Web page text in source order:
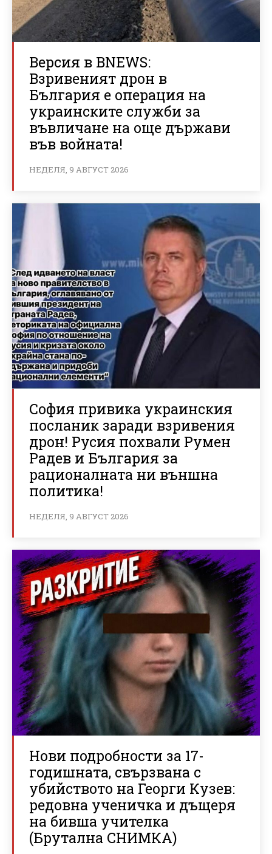
Версия в BNEWS:
Взривеният дрон в
България е операция на
украинските служби за
въвличане на още държави
във войната!
НЕДЕЛЯ, 9 АВГУСТ 2026
София привика украинския
посланик заради взривения
дрон! Русия похвали Румен
Радев и България за
рационалната ни външна
политика!
НЕДЕЛЯ, 9 АВГУСТ 2026
Нови подробности за 17-
годишната, свързвана с
убийството на Георги Кузев:
редовна ученичка и дъщеря
на бивша учителка
(Брутална СНИМКА)